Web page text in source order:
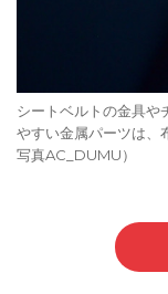
シートベルトの金具や
やすい金属パーツは、
写真AC_DUMU）